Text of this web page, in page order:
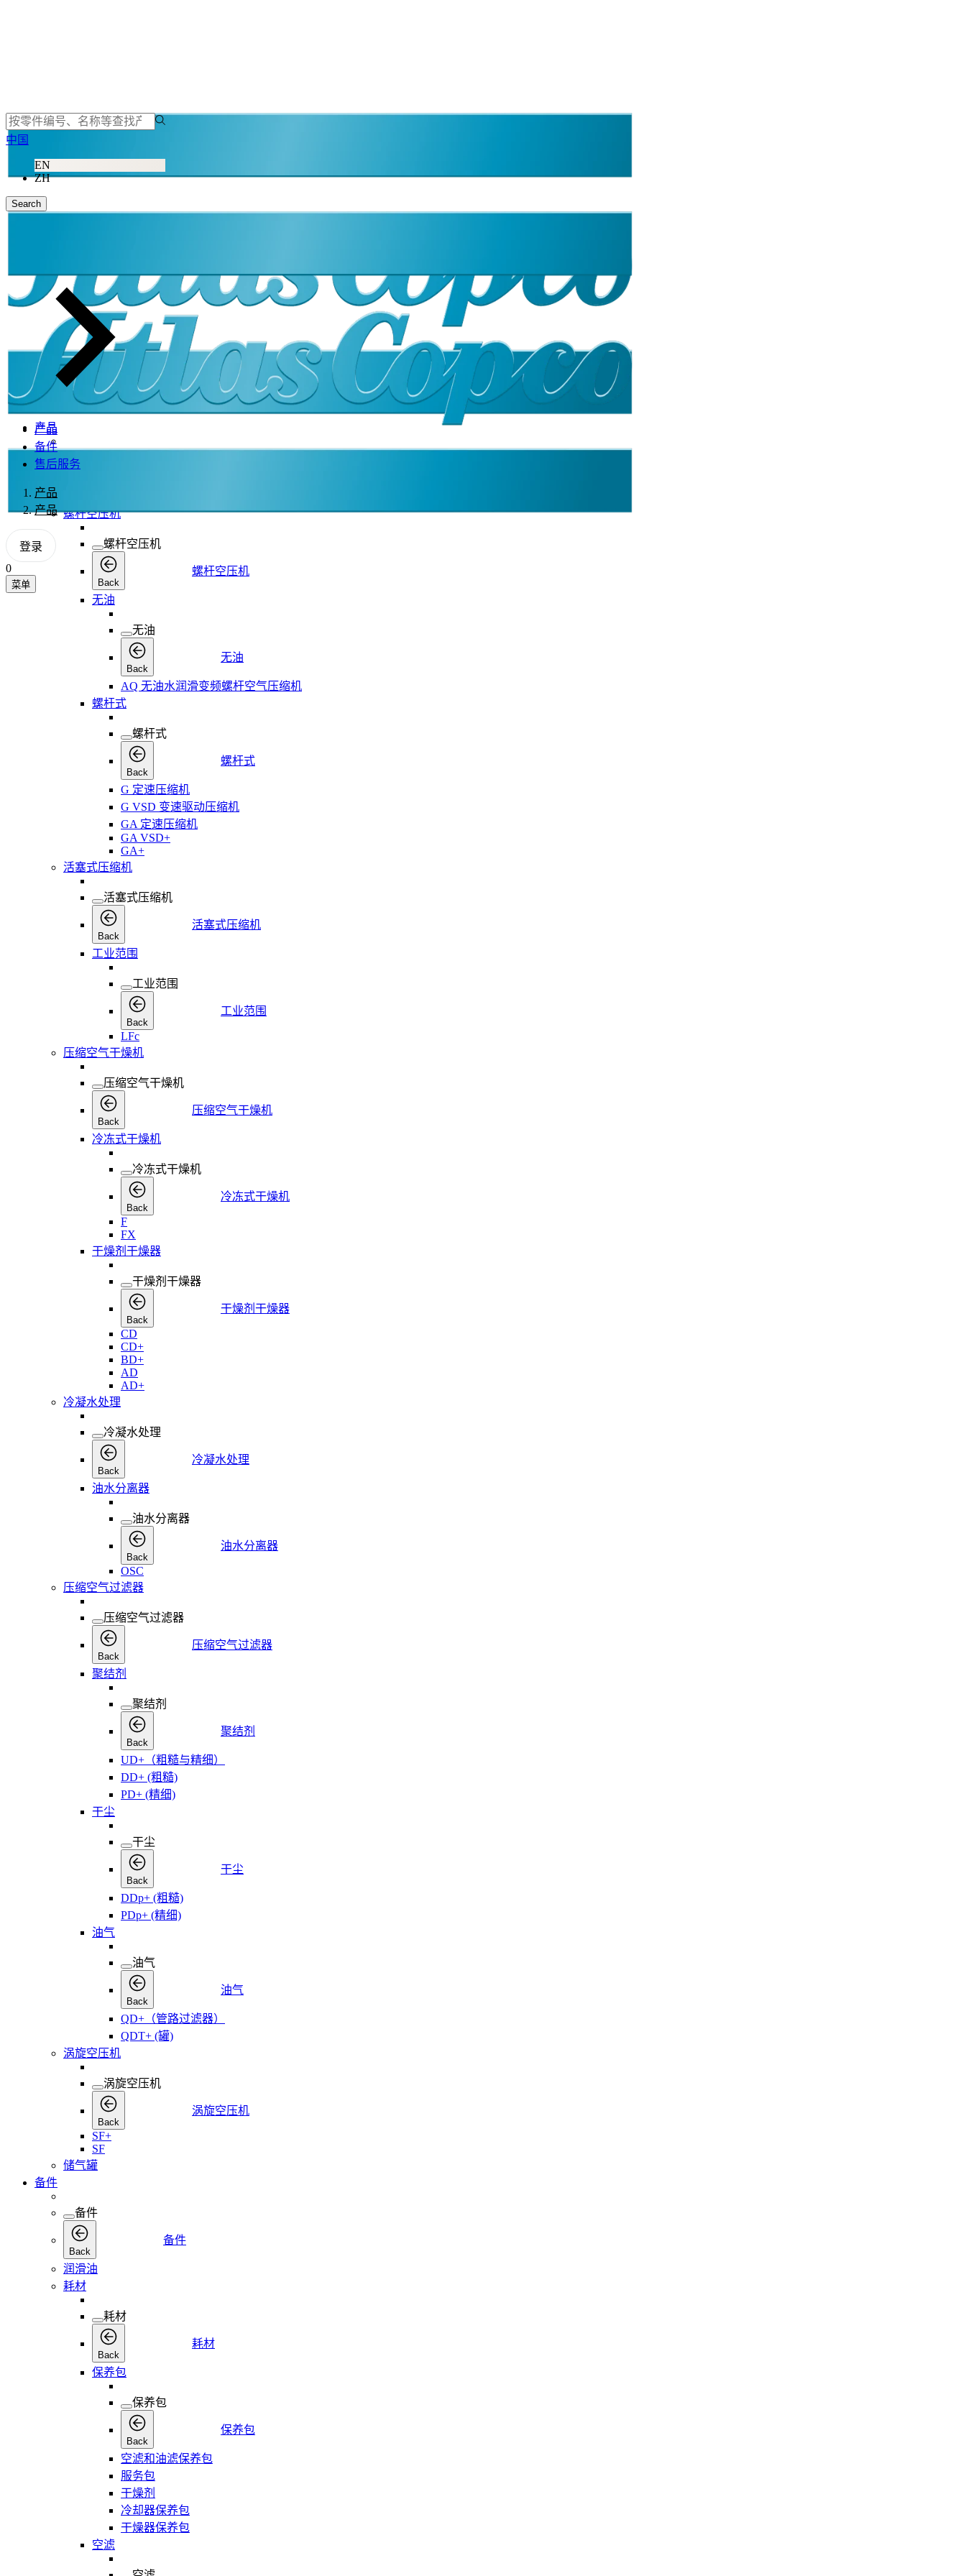
中国
EN
ZH
Search
产品
备件
售后服务
产品
产品
登录
0
菜单
产品
产品
螺杆空压机
螺杆空压机
Back
螺杆空压机
无油
无油
Back
无油
AQ 无油水润滑变频螺杆空气压缩机
螺杆式
螺杆式
Back
螺杆式
G 定速压缩机
G VSD 变速驱动压缩机
GA 定速压缩机
GA VSD+
GA+
活塞式压缩机
活塞式压缩机
Back
活塞式压缩机
工业范围
工业范围
Back
工业范围
LFc
压缩空气干燥机
压缩空气干燥机
Back
压缩空气干燥机
冷冻式干燥机
冷冻式干燥机
Back
冷冻式干燥机
F
FX
干燥剂干燥器
干燥剂干燥器
Back
干燥剂干燥器
CD
CD+
BD+
AD
AD+
冷凝水处理
冷凝水处理
Back
冷凝水处理
油水分离器
油水分离器
Back
油水分离器
OSC
压缩空气过滤器
压缩空气过滤器
Back
压缩空气过滤器
聚结剂
聚结剂
Back
聚结剂
UD+（粗糙与精细）
DD+ (粗糙)
PD+ (精细)
干尘
干尘
Back
干尘
DDp+ (粗糙)
PDp+ (精细)
油气
油气
Back
油气
QD+（管路过滤器）
QDT+ (罐)
涡旋空压机
涡旋空压机
Back
涡旋空压机
SF+
SF
储气罐
备件
备件
Back
备件
润滑油
耗材
耗材
Back
耗材
保养包
保养包
Back
保养包
空滤和油滤保养包
服务包
干燥剂
冷却器保养包
干燥器保养包
空滤